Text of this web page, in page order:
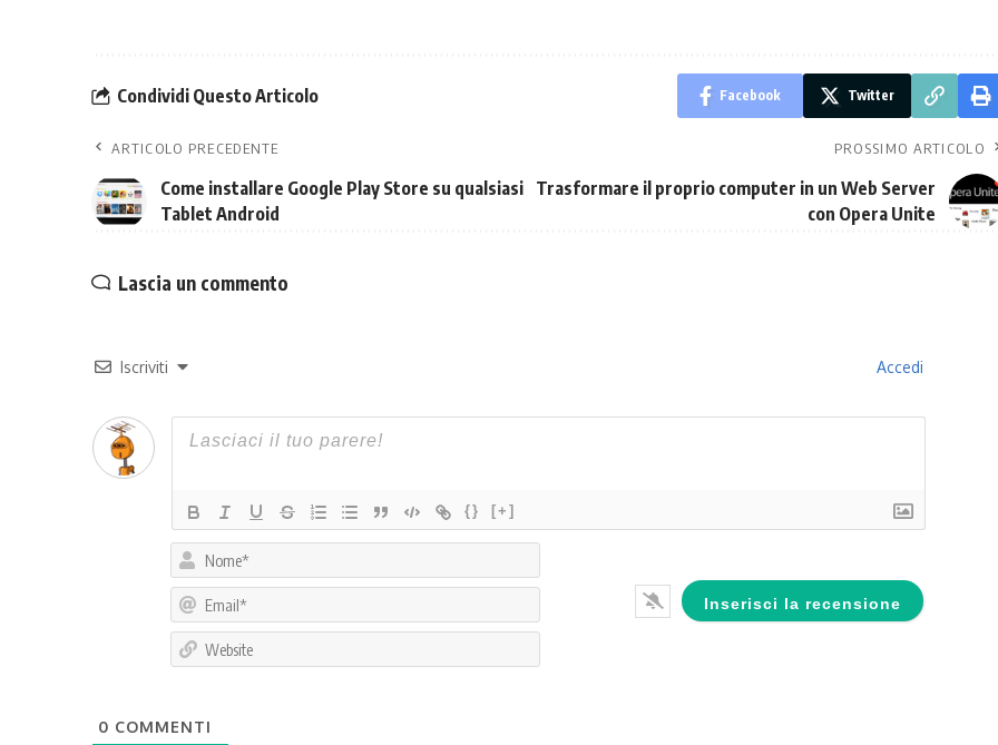
Condividi Questo Articolo Facebook Twitter
ARTICOLO PRECEDENTE
Come installare Google Play Store su qualsiasi
Tablet Android
PROSSIMO ARTICOLO
Trasformare il proprio computer in un Web Server
con Opera Unite
Lascia un commento
Iscriviti Accedi
{} [+]
0 COMMENTI